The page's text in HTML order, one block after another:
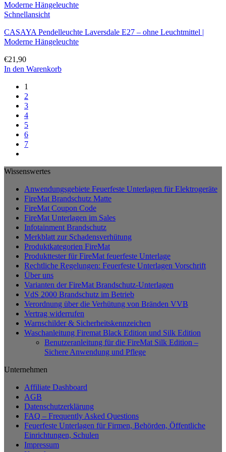
Schnellansicht
CASAYA Pendelleuchte Laversdale E27 – ohne Leuchtmittel |
Moderne Hängeleuchte
€21,90
In den Warenkorb
1
2
3
4
5
6
7
Wissenswertes
Anwendungsgebiete Feuerfeste Unterlagen für Elektrogeräte
FireMat Brandschutz Matte
FireMat Coupon Code
FireMat Unterlagen im Sales
Infotainment Brandschutz
Merkblatt zur Schadensverhütung
Produktkategorien FireMat
Produkttester für FireMat feuerfeste Unterlage
Rechtliche Regelungen: Feuerfeste Unterlagen Vorschrift
Über uns
Varianten der FireMat Brandschutz-Unterlagen
VdS 2000 Brandschutz im Betrieb
Verordnung über die Verhütung von Bränden VVB
Vertrag widerrufen
Warnschilder & Sicherheitskennzeichen
Waschanleitung Firemat Black Edition und Silk Edition
Benutzeranleitung für die FireMat Silk Edition –
Sichere Anwendung und Pflege
Unternehmen
Affiliate Dashboard
AGB
Datenschutzerklärung
FAQ – Frequently Asked Questions
Feuerfeste Unterlagen für Firmen, Behörden, Öffentliche
Einrichtungen, Schulen
Impressum